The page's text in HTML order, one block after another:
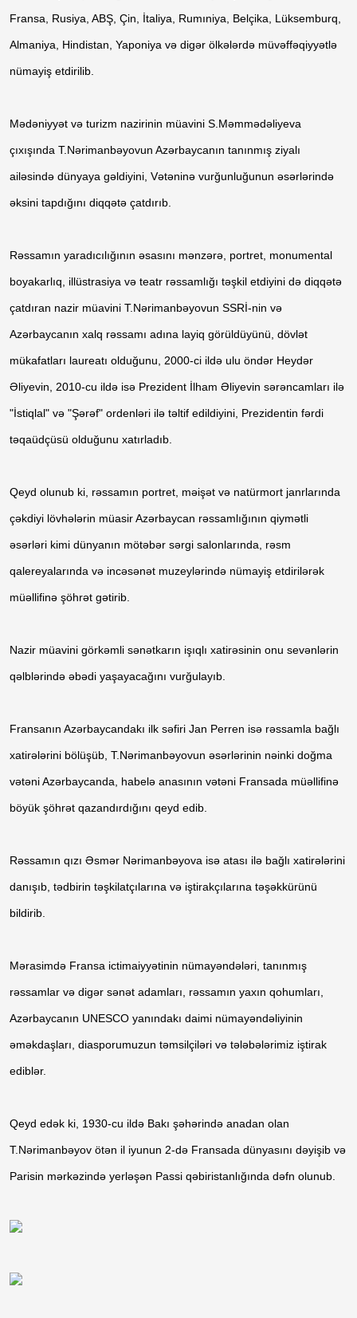
Fransa, Rusiya, ABŞ, Çin, İtaliya, Rumıniya, Belçika, Lüksemburq,
Almaniya, Hindistan, Yaponiya və digər ölkələrdə müvəffəqiyyətlə
nümayiş etdirilib.
Mədəniyyət və turizm nazirinin müavini S.Məmmədəliyeva
çıxışında T.Nərimanbəyovun Azərbaycanın tanınmış ziyalı
ailəsində dünyaya gəldiyini, Vətəninə vurğunluğunun əsərlərində
əksini tapdığını diqqətə çatdırıb.
Rəssamın yaradıcılığının əsasını mənzərə, portret, monumental
boyakarlıq, illüstrasiya və teatr rəssamlığı təşkil etdiyini də diqqətə
çatdıran nazir müavini T.Nərimanbəyovun SSRİ-nin və
Azərbaycanın xalq rəssamı adına layiq görüldüyünü, dövlət
mükafatları laureatı olduğunu, 2000-ci ildə ulu öndər Heydər
Əliyevin, 2010-cu ildə isə Prezident İlham Əliyevin sərəncamları ilə
"İstiqlal" və "Şərəf" ordenləri ilə təltif edildiyini, Prezidentin fərdi
təqaüdçüsü olduğunu xatırladıb.
Qeyd olunub ki, rəssamın portret, məişət və natürmort janrlarında
çəkdiyi lövhələrin müasir Azərbaycan rəssamlığının qiymətli
əsərləri kimi dünyanın mötəbər sərgi salonlarında, rəsm
qalereyalarında və incəsənət muzeylərində nümayiş etdirilərək
müəllifinə şöhrət gətirib.
Nazir müavini görkəmli sənətkarın işıqlı xatirəsinin onu sevənlərin
qəlblərində əbədi yaşayacağını vurğulayıb.
Fransanın Azərbaycandakı ilk səfiri Jan Perren isə rəssamla bağlı
xatirələrini bölüşüb, T.Nərimanbəyovun əsərlərinin nəinki doğma
vətəni Azərbaycanda, habelə anasının vətəni Fransada müəllifinə
böyük şöhrət qazandırdığını qeyd edib.
Rəssamın qızı Əsmər Nərimanbəyova isə atası ilə bağlı xatirələrini
danışıb, tədbirin təşkilatçılarına və iştirakçılarına təşəkkürünü
bildirib.
Mərasimdə Fransa ictimaiyyətinin nümayəndələri, tanınmış
rəssamlar və digər sənət adamları, rəssamın yaxın qohumları,
Azərbaycanın UNESCO yanındakı daimi nümayəndəliyinin
əməkdaşları, diasporumuzun təmsilçiləri və tələbələrimiz iştirak
ediblər.
Qeyd edək ki, 1930-cu ildə Bakı şəhərində anadan olan
T.Nərimanbəyov ötən il iyunun 2-də Fransada dünyasını dəyişib və
Parisin mərkəzində yerləşən Passi qəbiristanlığında dəfn olunub.